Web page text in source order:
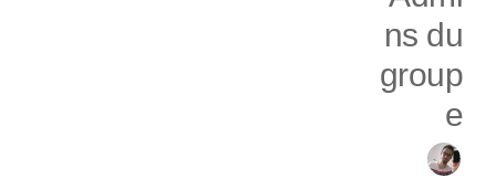
ns du
group
e